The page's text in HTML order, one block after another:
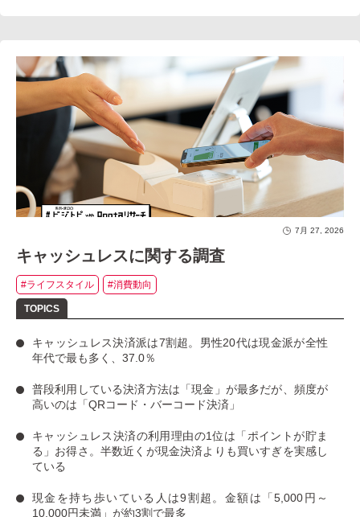
7月 27, 2026
キャッシュレスに関する調査
#ライフスタイル #消費動向
キャッシュレス決済派は7割超。男性20代は現金派が全性
年代で最も多く、37.0％
普段利用している決済方法は「現金」 が最多だが、 頻度が
高いのは「QRコード・バーコード決済」
キャッシュレス決済の利用理由の1位は「ポイントが貯ま
る」お得さ。 半数近くが現金決済よりも買いすぎを実感し
ている
現金を持ち歩いている人は9割超 。金額は「5,000円～
10,000円未満」が約3割で最多